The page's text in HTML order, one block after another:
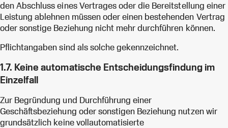
den Abschluss eines Vertrages oder die Bereitstellung einer
Leistung ablehnen müssen oder einen bestehenden Vertrag
oder sonstige Beziehung nicht mehr durchführen können.
Pflichtangaben sind als solche gekennzeichnet.
1.7. Keine automatische Entscheidungsfindung im
Einzelfall
Zur Begründung und Durchführung einer
Geschäftsbeziehung oder sonstigen Beziehung nutzen wir
grundsätzlich keine vollautomatisierte